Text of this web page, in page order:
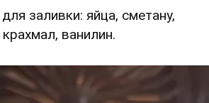
заливки: яйца, сметану,
ванилин.